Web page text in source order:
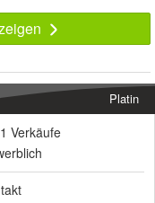
Platin
Verkäufe